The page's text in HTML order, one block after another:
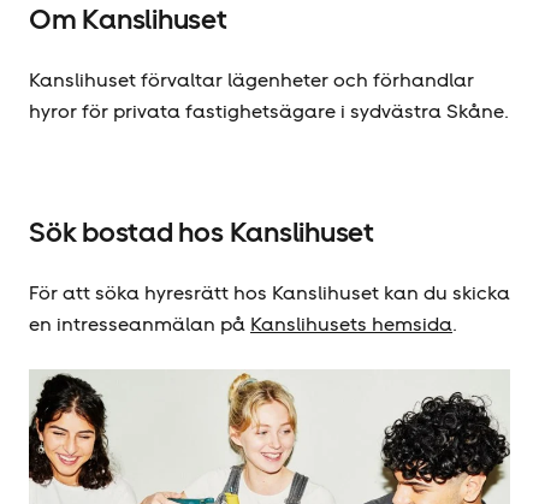
Om Kanslihuset
Kanslihuset förvaltar lägenheter och förhandlar
hyror för privata fastighetsägare i sydvästra Skåne.
Sök bostad hos Kanslihuset
För att söka hyresrätt hos Kanslihuset kan du skicka
en intresseanmälan på Kanslihusets hemsida.